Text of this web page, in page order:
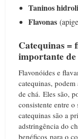
Taninos
Flavonas
Catequinas =
importante
Flavonóides e
catequinas,
de chá. Eles são,
consistente entre
catequinas são a
adstringência do
benéficos para o